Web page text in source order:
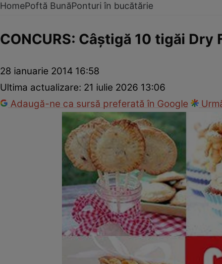
HomePoftă BunăPonturi în bucătărie
CONCURS: Câştigă 10 tigăi
28 ianuarie 2014 16:58
Ultima actualizare: 21 iulie 2026 13:06
Adaugă-ne ca sursă preferată în Google